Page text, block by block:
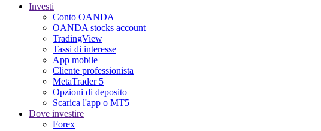
Investi
Conto OANDA
OANDA stocks account
TradingView
Tassi di interesse
App mobile
Cliente professionista
MetaTrader 5
Opzioni di deposito
Scarica l'app o MT5
Dove investire
Forex